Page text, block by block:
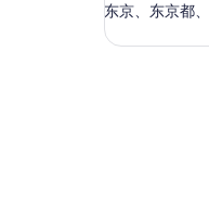
东京、东京都